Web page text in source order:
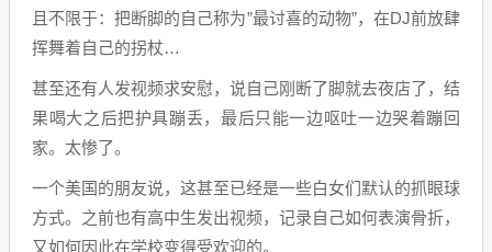
且不限于：把断脚的自己称为”最讨喜的动物”，在DJ前放肆
挥舞着自己的拐杖…
甚至还有人发视频求安慰，说自己刚断了脚就去夜店了，结
果喝大之后把护具蹦丢，最后只能一边呕吐一边哭着蹦回
家。太惨了。
一个美国的朋友说，这甚至已经是一些白女们默认的抓眼球
方式。之前也有高中生发出视频，记录自己如何表演骨折，
又如何因此在学校变得受欢迎的。